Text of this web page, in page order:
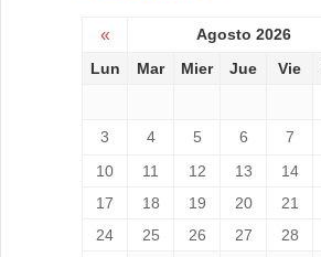
« Agosto 2026
Lun Mar Mier Jue Vie
3
4 5 6 7
10 11 12 13 14
17
18 19 20 21
24
25 26 27 28